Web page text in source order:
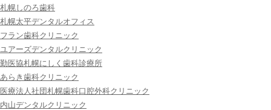
札幌しのろ歯科
札幌太平デンタルオフィス
フラン歯科クリニック
ユアーズデンタルクリニック
勤医協札幌にしく歯科診療所
あらき歯科クリニック
医療法人社団札幌歯科口腔外科クリニック
内山デンタルクリニック